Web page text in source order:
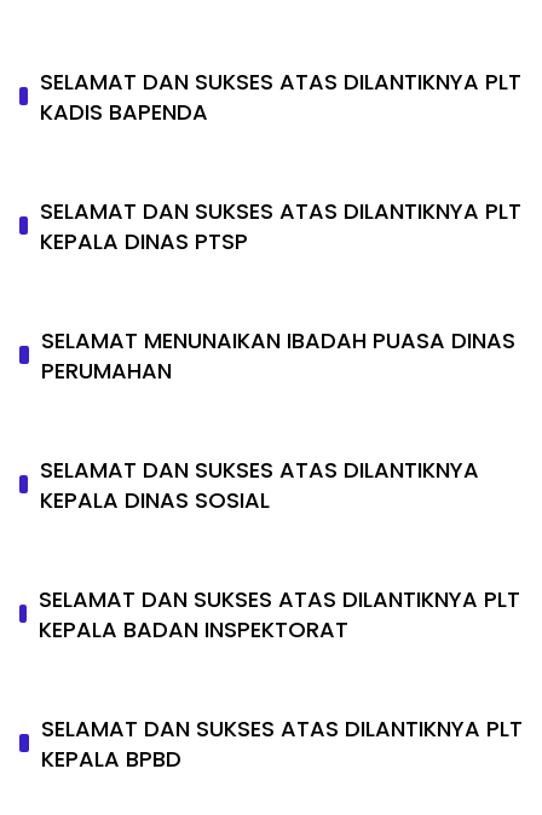
SELAMAT DAN SUKSES ATAS DILANTIKNYA PLT
KADIS BAPENDA
SELAMAT DAN SUKSES ATAS DILANTIKNYA PLT
KEPALA DINAS PTSP
SELAMAT MENUNAIKAN IBADAH PUASA DINAS
PERUMAHAN
SELAMAT DAN SUKSES ATAS DILANTIKNYA
KEPALA DINAS SOSIAL
SELAMAT DAN SUKSES ATAS DILANTIKNYA PLT
KEPALA BADAN INSPEKTORAT
SELAMAT DAN SUKSES ATAS DILANTIKNYA PLT
KEPALA BPBD